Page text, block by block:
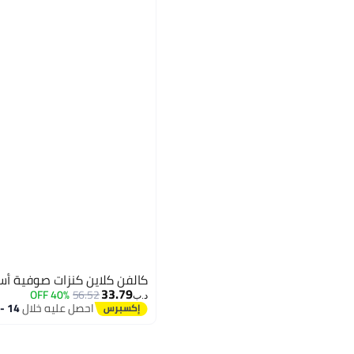
كالفن كلاين كنزات صوفية
د.ب‏33.79
56.52
40% OFF
احصل عليه خلال14 - 15 اغسطس